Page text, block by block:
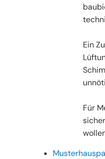
Ein
Für